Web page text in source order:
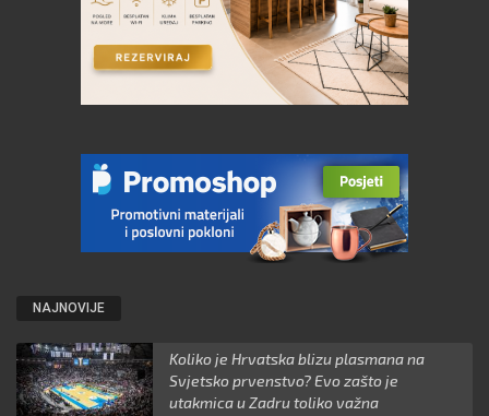
NAJNOVIJE
Koliko je Hrvatska blizu plasmana na
Svjetsko prvenstvo? Evo zašto je
utakmica u Zadru toliko važna